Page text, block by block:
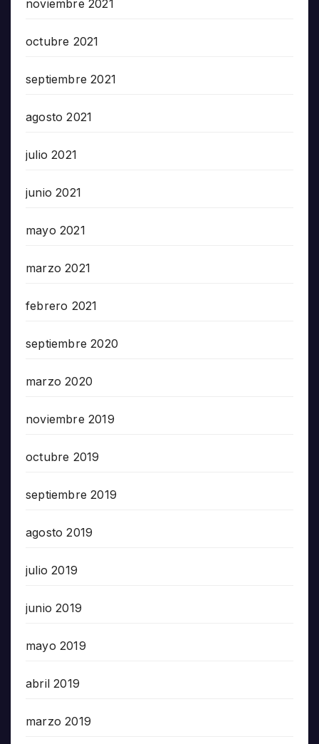
noviembre 2021
octubre 2021
septiembre 2021
agosto 2021
julio 2021
junio 2021
mayo 2021
marzo 2021
febrero 2021
septiembre 2020
marzo 2020
noviembre 2019
octubre 2019
septiembre 2019
agosto 2019
julio 2019
junio 2019
mayo 2019
abril 2019
marzo 2019